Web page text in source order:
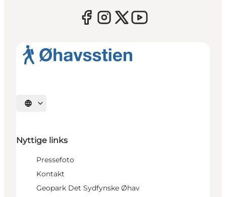
Vælg sprog
Nyttige links
Pressefoto
Kontakt
Geopark Det Sydfynske Øhav